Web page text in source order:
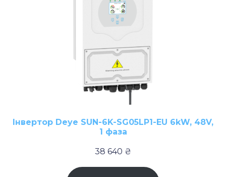
Інвертор Deye SUN-6K-SG05LP1-EU 6kW, 48V,
1 фаза
38 640 ₴